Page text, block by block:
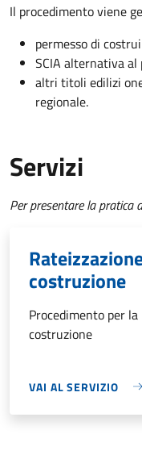
Il procedimento viene
permesso di
SCIA alternativa
altri titoli edilizi
regionale.
Servizi
Per presentare la pratica
costruzione
Procedimento per
costruzione
VAI AL SERVIZIO